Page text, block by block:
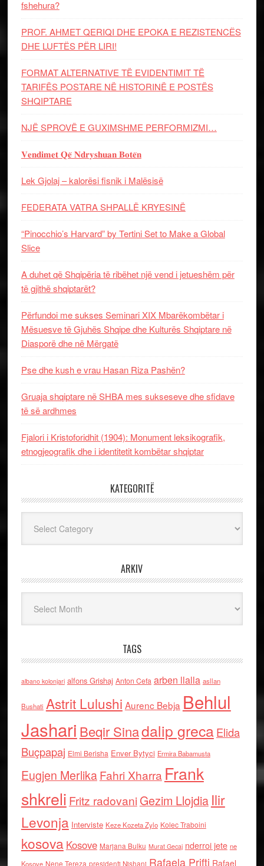
fshehura?
PROF. AHMET QERIQI DHE EPOKA E REZISTENCЁS
DHE LUFTЁS PЁR LIRI!
FORMAT ALTERNATIVE TË EVIDENTIMIT TË
TARIFËS POSTARE NË HISTORINË E POSTËS
SHQIPTARE
NJË SPROVË E GUXIMSHME PERFORMIZMI…
𝐕𝐞𝐧𝐝𝐢𝐦𝐞𝐭 𝐐𝐞̈ 𝐍𝐝𝐫𝐲𝐬𝐡𝐮𝐚𝐧 𝐁𝐨𝐭𝐞̈𝐧
Lek Gjolaj – kalorësi fisnik i Malësisë
FEDERATA VATRA SHPALLË KRYESINË
“Pinocchio’s Harvard” by Tertini Set to Make a Global
Slice
A duhet që Shqipëria të ribëhet një vend i jetueshëm për
të gjithë shqiptarët?
Përfundoi me sukses Seminari XIX Mbarëkombëtar i
Mësuesve të Gjuhës Shqipe dhe Kulturës Shqiptare në
Diasporë dhe në Mërgatë
Pse dhe kush e vrau Hasan Riza Pashën?
Gruaja shqiptare në SHBA mes sukseseve dhe sfidave
të së ardhmes
Fjalori i Kristoforidhit (1904): Monument leksikografik,
etnogjeografik dhe i identitetit kombëtar shqiptar
KATEGORITË
ARKIV
TAGS
albano kolonjari alfons Grishaj Anton Cefa arben llalla asllan
Bushati Astrit Lulushi Aurenc Bebja Behlul
Jashari Beqir Sinadalip grecaElida
Buçpapaj Elmi Berisha Enver Bytyci Ermira Babamusta
Eugjen MerlikaFahri Xharra Frank
shkreli Fritz radovaniGezim Llojdia Ilir
Levonja Interviste Keze Kozeta Zylo Kolec Traboini
kosova Kosove Marjana Bulku Murat Gecaj nderroi jete ne
Kosove Nene Tereza presidenti Nishani Rafaela Prifti Rafael